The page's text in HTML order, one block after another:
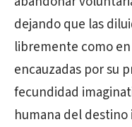
dejando que las
libremente como
encauzadas por su
fecundidad
humana del